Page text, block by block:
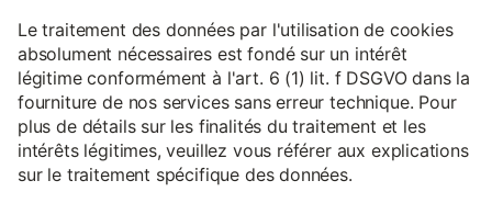
Le traitement des données par l'utilisation de cookies
absolument nécessaires est fondé sur un intérêt
légitime conformément à l'art. 6 (1) lit. f DSGVO dans la
fourniture de nos services sans erreur technique. Pour
plus de détails sur les finalités du traitement et les
intérêts légitimes, veuillez vous référer aux explications
sur le traitement spécifique des données.